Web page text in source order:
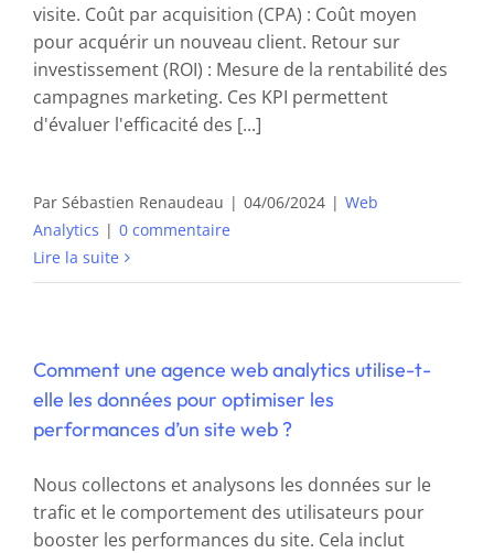
visite. Coût par acquisition (CPA) : Coût moyen
pour acquérir un nouveau client. Retour sur
investissement (ROI) : Mesure de la rentabilité des
campagnes marketing. Ces KPI permettent
d'évaluer l'efficacité des [...]
Par Sébastien Renaudeau | 04/06/2024 | Web
Analytics | 0 commentaire
Lire la suite
Comment une agence web analytics utilise-t-
elle les données pour optimiser les
performances d’un site web ?
Nous collectons et analysons les données sur le
trafic et le comportement des utilisateurs pour
booster les performances du site. Cela inclut